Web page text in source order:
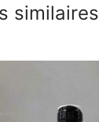
similaires